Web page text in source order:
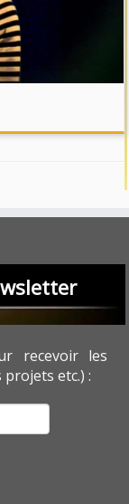
recevoir les
etc.) :